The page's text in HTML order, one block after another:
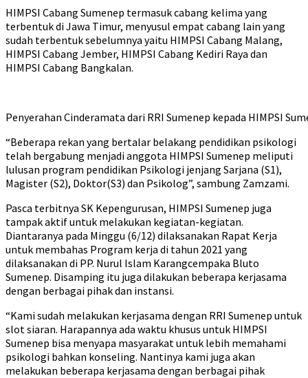
HIMPSI Cabang Sumenep termasuk cabang kelima yang
terbentuk di Jawa Timur, menyusul empat cabang lain yang
sudah terbentuk sebelumnya yaitu HIMPSI Cabang Malang,
HIMPSI Cabang Jember, HIMPSI Cabang Kediri Raya dan
HIMPSI Cabang Bangkalan.
Penyerahan Cinderamata dari RRI Sumenep kepada HIMPSI
“Beberapa rekan yang bertalar belakang pendidikan psikologi
telah bergabung menjadi anggota HIMPSI Sumenep meliputi
lulusan program pendidikan Psikologi jenjang Sarjana (S1),
Magister (S2), Doktor(S3) dan Psikolog”, sambung Zamzami.
Pasca terbitnya SK Kepengurusan, HIMPSI Sumenep juga
tampak aktif untuk melakukan kegiatan-kegiatan.
Diantaranya pada Minggu (6/12) dilaksanakan Rapat Kerja
untuk membahas Program kerja di tahun 2021 yang
dilaksanakan di PP. Nurul Islam Karangcempaka Bluto
Sumenep. Disamping itu juga dilakukan beberapa kerjasama
dengan berbagai pihak dan instansi.
“Kami sudah melakukan kerjasama dengan RRI Sumenep untuk
slot siaran. Harapannya ada waktu khusus untuk HIMPSI
Sumenep bisa menyapa masyarakat untuk lebih memahami
psikologi bahkan konseling. Nantinya kami juga akan
melakukan beberapa kerjasama dengan berbagai pihak